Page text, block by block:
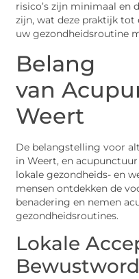
risico’s zijn minimaal en
zijn, wat deze praktijk tot
uw gezondheidsroutine
Belang
van
Weert
De belangstelling voor
in Weert, en
lokale gezondheids- en
mensen ontdekken de
benadering en nemen
gezondheidsroutines.
Lokale